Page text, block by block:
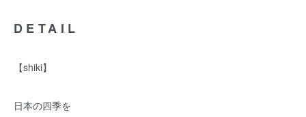
DETAIL
【shiki】
日本の四季を